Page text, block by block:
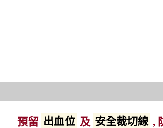
預留 出血位 及 安全裁切線 ,